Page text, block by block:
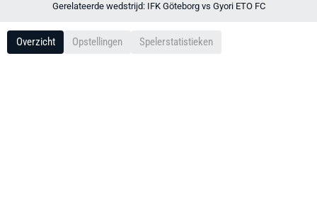
Gerelateerde wedstrijd: IFK Göteborg vs Gyori ETO FC
Overzicht Opstellingen Spelerstatistieken